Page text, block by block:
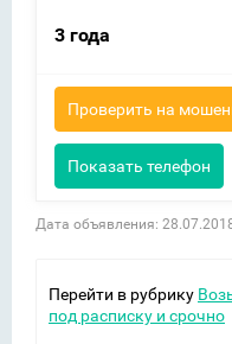
3 года
Проверить на
Показать телефон
Дата объявления:
Перейти в рубрику
под расписку и срочно